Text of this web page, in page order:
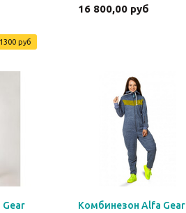
1300 руб
16 800,00 руб
Комбинезон Alfa Gear